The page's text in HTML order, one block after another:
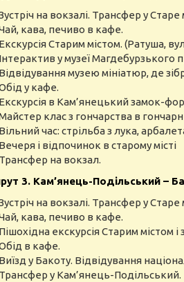
на вокзалі. Трансфер у Старе
кава, печиво в кафе.
Екскурсія Старим містом. (Ратуша,
Інтерактив у музеї Магдебурзького
Відвідування музею мініатюр, де
у кафе.
Екскурсія в Кам’янецький замок-
клас з гончарства в
Вільний час: стрільба з лука,
Вечеря і відпочинок в старому місті
Трансфер на вокзал.
3. Кам’янець-Подільський –
на вокзалі. Трансфер у Старе
кава, печиво в кафе.
Пішохідна екскурсія Старим містом
в кафе.
Виїзд у Бакоту. Відвідування
Трансфер у Кам’янець-Подільський.